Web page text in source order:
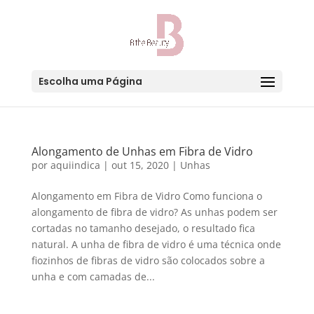
Escolha uma Página
Alongamento de Unhas em Fibra de Vidro
por aquiindica | out 15, 2020| Unhas
Alongamento em Fibra de Vidro Como funciona o
alongamento de fibra de vidro? As unhas podem ser
cortadas no tamanho desejado, o resultado fica
natural. A unha de fibra de vidro é uma técnica onde
fiozinhos de fibras de vidro são colocados sobre a
unha e com camadas de...